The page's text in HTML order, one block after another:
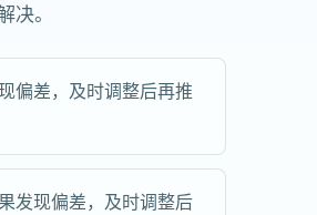
。
偏差，及时调整后再推
发现偏差，及时调整后